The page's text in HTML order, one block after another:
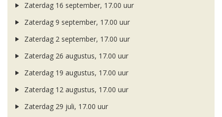
Zaterdag 16 september, 17.00 uur
Zaterdag 9 september, 17.00 uur
Zaterdag 2 september, 17.00 uur
Zaterdag 26 augustus, 17.00 uur
Zaterdag 19 augustus, 17.00 uur
Zaterdag 12 augustus, 17.00 uur
Zaterdag 29 juli, 17.00 uur